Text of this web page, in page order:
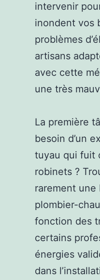
intervenir
inondent vos
problèmes
artisans
avec cette
une très
La première
besoin d’un
tuyau qui fuit
robinets ?
rarement une
plombier-
fonction des
certains
énergies
dans